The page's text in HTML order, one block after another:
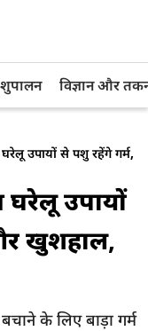
विज्ञान और
घरेलू उपायों से पशु रहेंगे गर्म,
घरेलू उपायों
खुशहाल,
के लिए बाड़ा गर्म